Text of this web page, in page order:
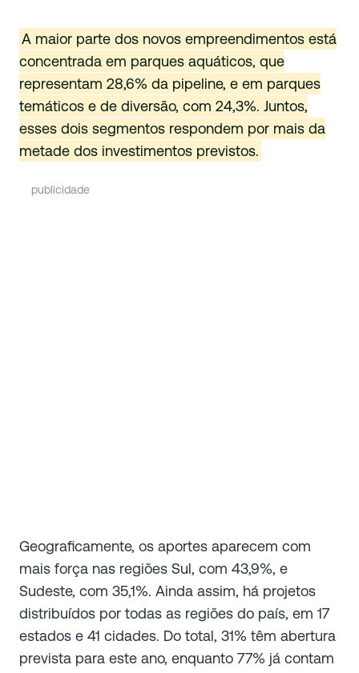
A maior parte dos novos empreendimentos está
concentrada em parques aquáticos, que
representam 28,6% da pipeline, e em parques
temáticos e de diversão, com 24,3%. Juntos,
esses dois segmentos respondem por mais da
metade dos investimentos previstos.
publicidade
Geograficamente, os aportes aparecem com
mais força nas regiões Sul, com 43,9%, e
Sudeste, com 35,1%. Ainda assim, há projetos
distribuídos por todas as regiões do país, em 17
estados e 41 cidades. Do total, 31% têm abertura
prevista para este ano, enquanto 77% já contam